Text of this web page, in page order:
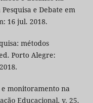
e Debate em
16 jul. 2018.
métodos
Porto Alegre:
e monitoramento na
Educacional, v. 25,